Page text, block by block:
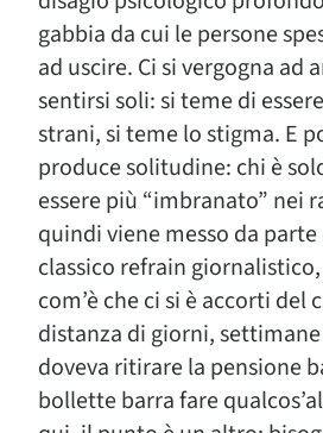
gabbia da cui le persone
ad uscire. Ci si vergogna ad
sentirsi soli: si teme di
strani, si teme lo stigma. E
produce solitudine: chi è
essere più “imbranato” nei
quindi viene messo da
classico refrain
com’è che ci si è accorti del
distanza di giorni,
doveva ritirare la pensione
bollette barra fare